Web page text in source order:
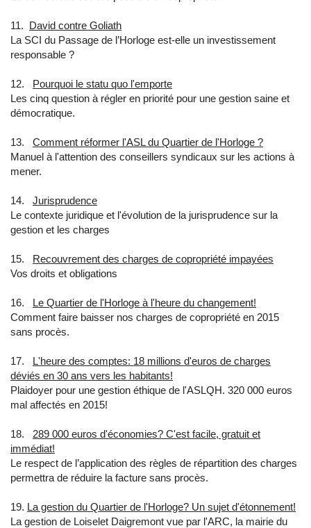
11. David contre Goliath
La SCI du Passage de l’Horloge est-elle un investissement
responsable ?
12. Pourquoi le statu quo l'emporte
Les cinq question à régler en priorité pour une gestion saine et
démocratique.
13. Comment réformer l'ASL du Quartier de l'Horloge ?
Manuel à l'attention des conseillers syndicaux sur les actions à
mener.
14. Jurisprudence
Le contexte juridique et l'évolution de la jurisprudence sur la
gestion et les charges
15. Recouvrement des charges de copropriété impayées
Vos droits et obligations
16. Le Quartier de l'Horloge à l'heure du changement!
Comment faire baisser nos charges de copropriété en 2015
sans procès.
17. L'heure des comptes: 18 millions d'euros de charges
déviés en 30 ans vers les habitants!
Plaidoyer pour une gestion éthique de l'ASLQH. 320 000 euros
mal affectés en 2015!
18. 289 000 euros d'économies? C'est facile, gratuit et
immédiat!
Le respect de l’application des règles de répartition des charges
permettra de réduire la facture sans procès.
19. La gestion du Quartier de l'Horloge? Un sujet d'étonnement!
La gestion de Loiselet Daigremont vue par l'ARC, la mairie du